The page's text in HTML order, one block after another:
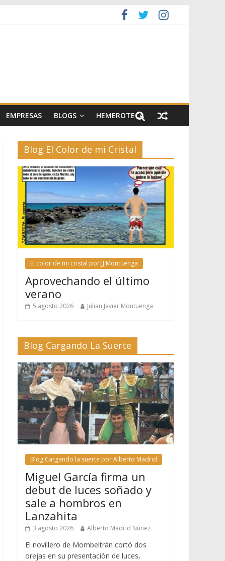
II
EMPRESAS BLOGS HEMEROTECA
Blog El Color de mi Cristal
El color de mi cristal por JJ Montuenga
Aprovechando el último
verano
5 agosto 2026 Julian Javier Montuenga
Blog Cargando La Suerte
Blog Cargando la suerte por Alberto Madrid
Miguel García firma un
debut de luces soñado y
sale a hombros en
Lanzahita
3 agosto 2026 Alberto Madrid Núñez
El novillero de Mombeltrán cortó dos
orejas en su presentación de luces,